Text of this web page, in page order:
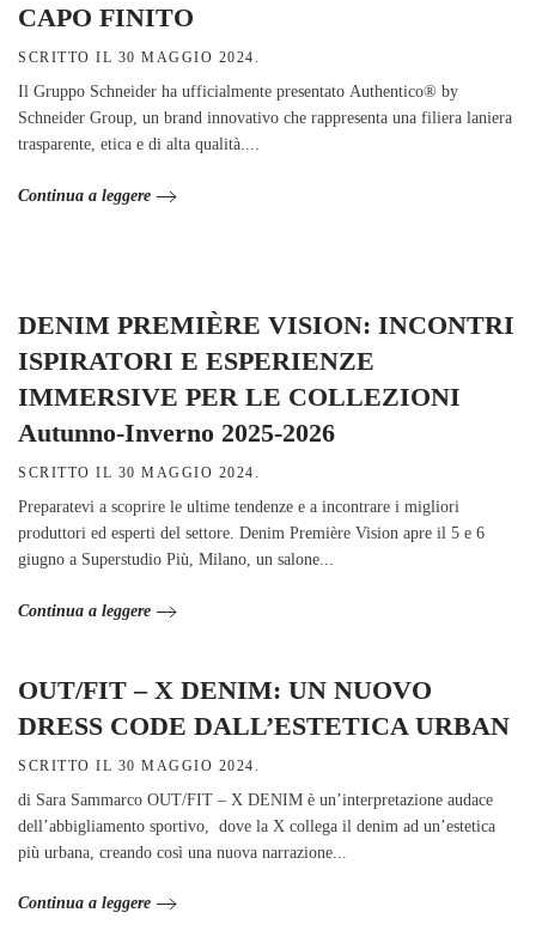
CAPO FINITO
SCRITTO IL 30 MAGGIO 2024 .
Il Gruppo Schneider ha ufficialmente presentato Authentico® by
Schneider Group, un brand innovativo che rappresenta una filiera laniera
trasparente, etica e di alta qualità....
Continua a leggere
DENIM PREMIÈRE VISION: INCONTRI
ISPIRATORI E ESPERIENZE
IMMERSIVE PER LE COLLEZIONI
Autunno-Inverno 2025-2026
SCRITTO IL 30 MAGGIO 2024 .
Preparatevi a scoprire le ultime tendenze e a incontrare i migliori
produttori ed esperti del settore. Denim Première Vision apre il 5 e 6
giugno a Superstudio Più, Milano, un salone...
Continua a leggere
OUT/FIT – X DENIM: UN NUOVO
DRESS CODE DALL’ESTETICA URBAN
SCRITTO IL 30 MAGGIO 2024
di Sara Sammarco OUT/FIT – X DENIM è un’interpretazione audace
dell’abbigliamento sportivo, dove la X collega il denim ad un’estetica
più urbana, creando così una nuova narrazione...
Continua a leggere